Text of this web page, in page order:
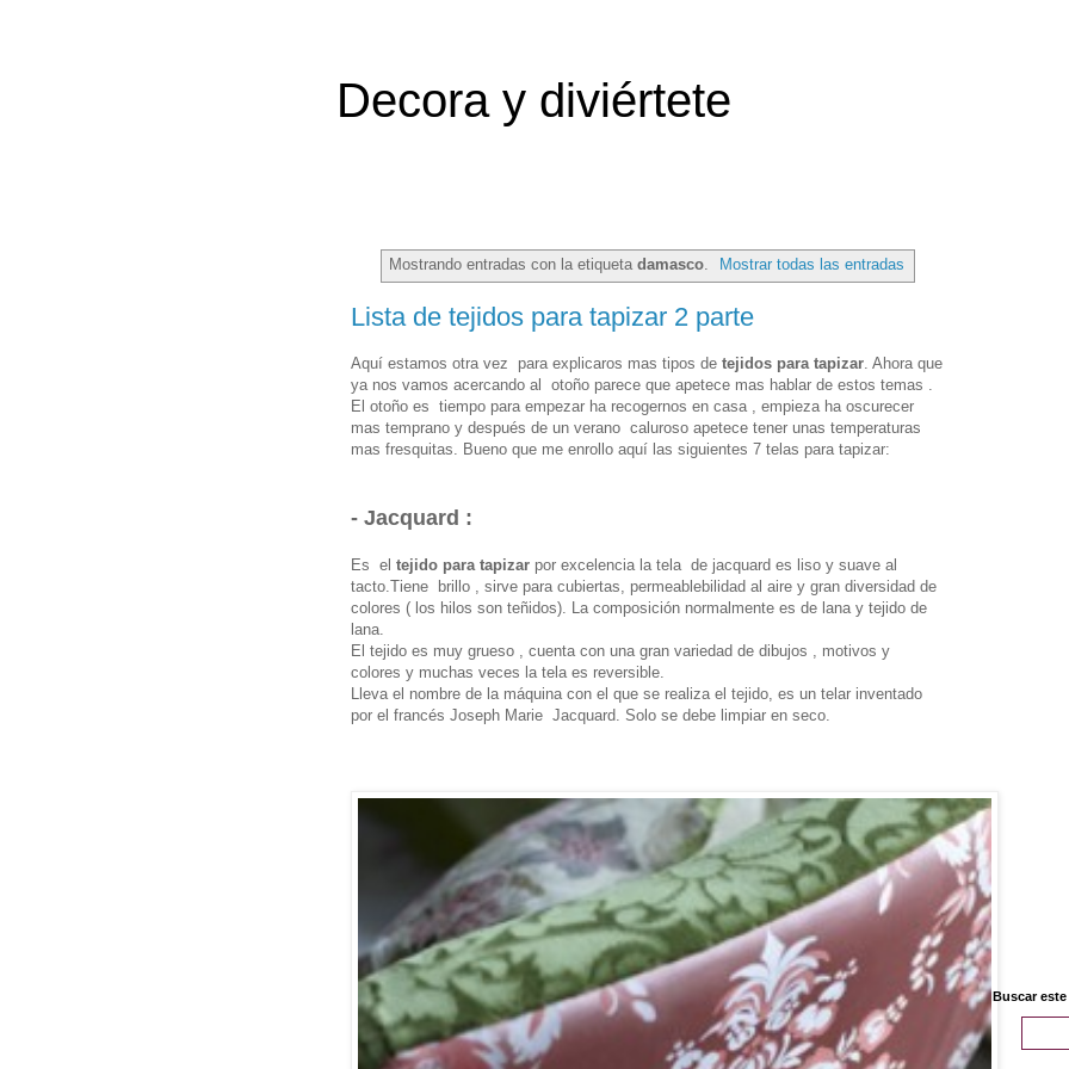
Decora y diviértete
Mostrando entradas con la etiqueta damasco. Mostrar todas las entradas
Lista de tejidos para tapizar 2 parte
Aquí estamos otra vez para explicaros mas tipos de tejidos para tapizar . Ahora que
ya nos vamos acercando al otoño parece que apetece mas hablar de estos temas .
El otoño es tiempo para empezar ha recogernos en casa , empieza ha oscurecer
mas temprano y después de un verano caluroso apetece tener unas temperaturas
mas fresquitas. Bueno que me enrollo aquí las siguientes 7 telas para tapizar:
- Jacquard :
Es el tejido para tapizar por excelencia la tela de jacquard es liso y suave al
tacto.Tiene brillo , sirve para cubiertas, permeablebilidad al aire y gran diversidad de
colores ( los hilos son teñidos). La composición normalmente es de lana y tejido de
lana.
El tejido es muy grueso , cuenta con una gran variedad de dibujos , motivos y
colores y muchas veces la tela es reversible.
Lleva el nombre de la máquina con el que se realiza el tejido, es un telar inventado
por el francés Joseph Marie Jacquard. Solo se debe limpiar en seco.
Buscar